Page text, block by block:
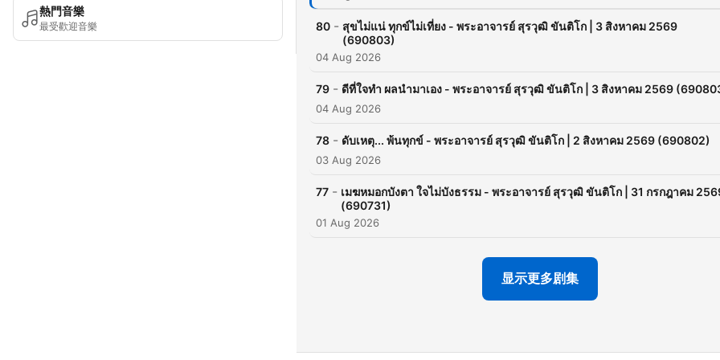
熱門音樂
最受歡迎音樂 80 - สุขไม่แน่ ทุกข์ไม่เที่ยง - พระอาจารย์ สุรวุฒิ ขันติโก | 3 สิงหาคม 2569
(690803)
04 Aug 2026
79 - ดีที่ใจทำ ผลนำมาเอง - พระอาจารย์ สุรวุฒิ ขันติโก | 3 สิงหาคม 2569
04 Aug 2026
78 - ดับเหตุ... พ้นทุกข์ - พระอาจารย์ สุรวุฒิ ขันติโก | 2 สิงหาคม 2569 (690802)
03 Aug 2026
77 - เมฆหมอกบังตา ใจไม่บังธรรม - พระอาจารย์ สุรวุฒิ ขันติโก | 31 กรกฎาคม
(690731)
01 Aug 2026
显示更多剧集